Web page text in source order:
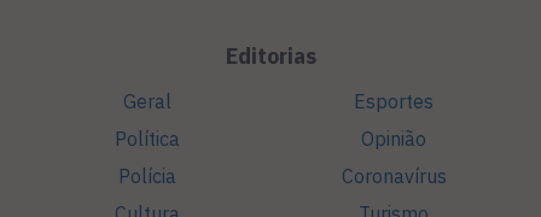
Editorias
Geral
Política
Polícia
Esportes
Opinião
Coronavírus